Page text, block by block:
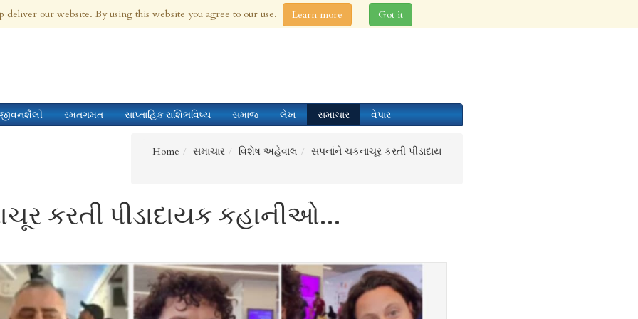
2026
રમતગમત સાપ્તાહિક રાશિભવિષ્ય સમાજ લેખ સમાચાર વેપાર
Home સમાચાર વિશેષ અહેવાલ સપનાંને ચકનાચૂર કરતી પીડાદાય
કરતી પીડાદાયક કહાનીઓ...
deliver our website. By using this website you agree to our use. Learn more Got it